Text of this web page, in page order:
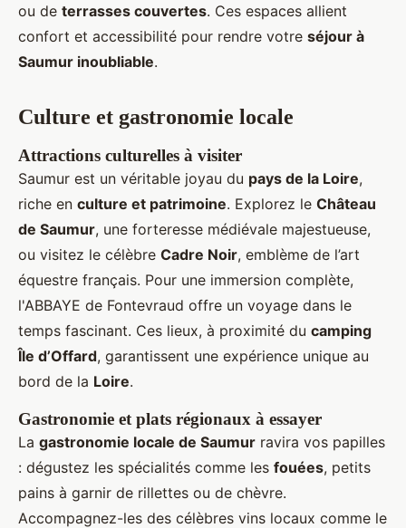
ou de terrasses couvertes. Ces espaces allient
confort et accessibilité pour rendre votre séjour à
Saumur inoubliable.
Culture et gastronomie locale
Attractions culturelles à visiter
Saumur est un véritable joyau du pays de la Loire,
riche en culture et patrimoine. Explorez le Château
de Saumur, une forteresse médiévale majestueuse,
ou visitez le célèbre Cadre Noir, emblème de l’art
équestre français. Pour une immersion complète,
l'ABBAYE de Fontevraud offre un voyage dans le
temps fascinant. Ces lieux, à proximité du camping
Île d’Offard, garantissent une expérience unique au
bord de la Loire.
Gastronomie et plats régionaux à essayer
La gastronomie locale de Saumur ravira vos papilles
: dégustez les spécialités comme les fouées, petits
pains à garnir de rillettes ou de chèvre.
Accompagnez-les des célèbres vins locaux comme le